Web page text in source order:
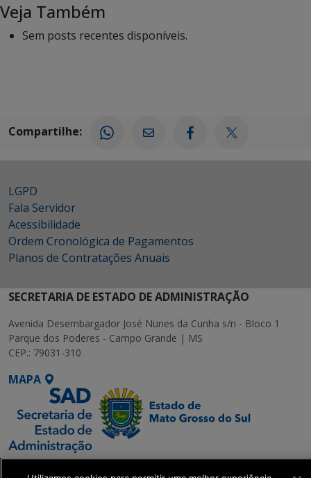
Veja Também
Sem posts recentes disponíveis.
Compartilhe:
LGPD
Fala Servidor
Acessibilidade
Ordem Cronológica de Pagamentos
Planos de Contratações Anuais
SECRETARIA DE ESTADO DE ADMINISTRAÇÃO
Avenida Desembargador José Nunes da Cunha s/n - Bloco 1
Parque dos Poderes - Campo Grande | MS
CEP.: 79031-310
MAPA